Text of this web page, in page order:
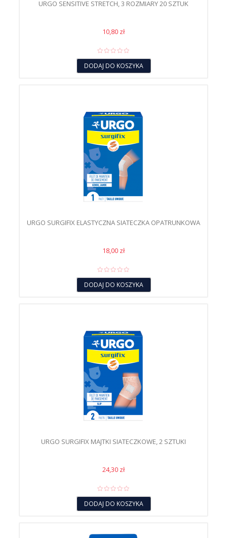
URGO SENSITIVE STRETCH, 3 ROZMIARY 20 SZTUK
10,80 zł
DODAJ DO KOSZYKA
URGO SURGIFIX ELASTYCZNA SIATECZKA OPATRUNKOWA
18,00 zł
DODAJ DO KOSZYKA
URGO SURGIFIX MAJTKI SIATECZKOWE, 2 SZTUKI
24,30 zł
DODAJ DO KOSZYKA